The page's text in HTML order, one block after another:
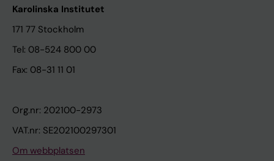
Karolinska Institutet
171 77 Stockholm
Tel: 08-524 800 00
Fax: 08-31 11 01
Org.nr: 202100-2973
VAT.nr: SE202100297301
Om webbplatsen